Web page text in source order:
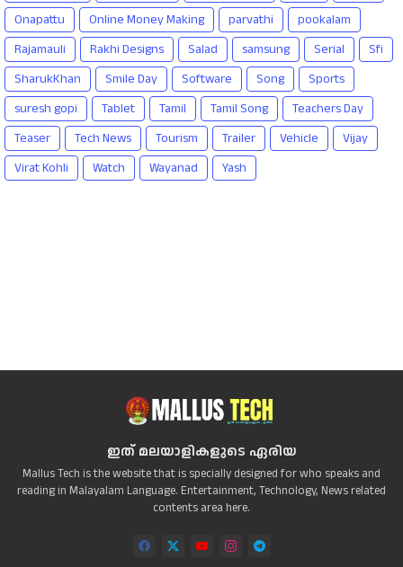
Onapattu
Online Money Making parvathi
pookalam
Rajamauli
Rakhi Designs Salad samsung Serial
Sfi
SharukKhan
Smile Day Software Song
Sports
suresh gopi
Tablet Tamil Tamil Song
Teachers Day
Teaser
Tech News Tourism Trailer Vehicle
Vijay
Virat Kohli
Watch Wayanad Yash
ഇത് മലയാളികളുടെ ഏരിയ
Mallus Tech is the website that is specially designed for who speaks and
reading in Malayalam Language. Entertainment, Technology, News related
contents area here.